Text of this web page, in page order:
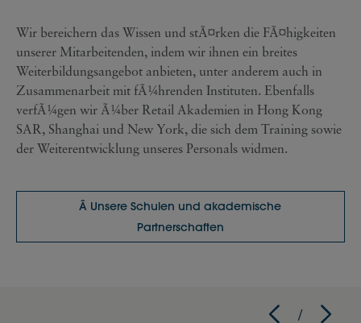
Wir bereichern das Wissen und stÃ¤rken die FÃ¤higkeiten
unserer Mitarbeitenden, indem wir ihnen ein breites
Weiterbildungsangebot anbieten, unter anderem auch in
Zusammenarbeit mit fÃ¼hrenden Instituten. Ebenfalls
verfÃ¼gen wir Ã¼ber Retail Akademien in Hong Kong
SAR, Shanghai und New York, die sich dem Training sowie
der Weiterentwicklung unseres Personals widmen.
Â Unsere Schulen und akademische
Partnerschaften
/